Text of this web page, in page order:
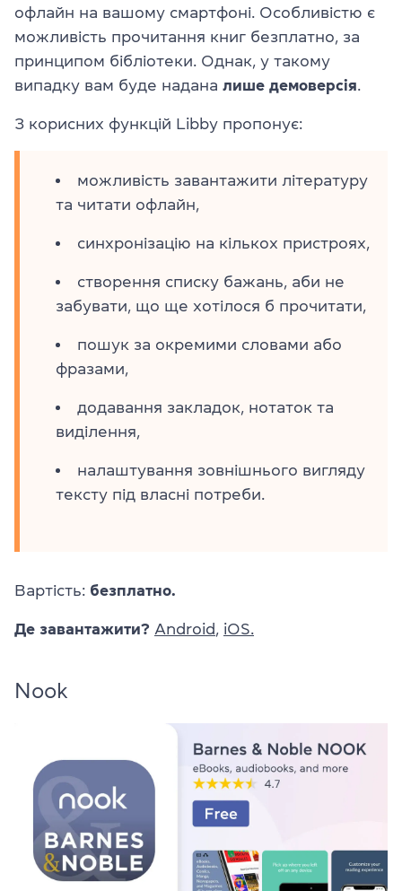
офлайн на вашому смартфоні. Особливістю є
можливість прочитання книг безплатно, за
принципом бібліотеки. Однак, у такому
випадку вам буде надана лише демоверсія
З корисних функцій Libby пропонує:
можливість завантажити літературу
та читати офлайн,
синхронізацію на кількох пристроях,
створення списку бажань, аби не
забувати, що ще хотілося б прочитати,
пошук за окремими словами або
фразами,
додавання закладок, нотаток та
виділення,
налаштування зовнішнього вигляду
тексту під власні потреби.
Вартість: безплатно.
Де завантажити? Android iOS.
Nook